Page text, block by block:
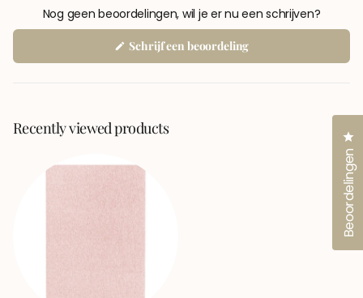
Nog geen beoordelingen, wil je er nu een schrijven?
Schrijf een beoordeling(Opent
een
Recently viewed products
Beoordelingen